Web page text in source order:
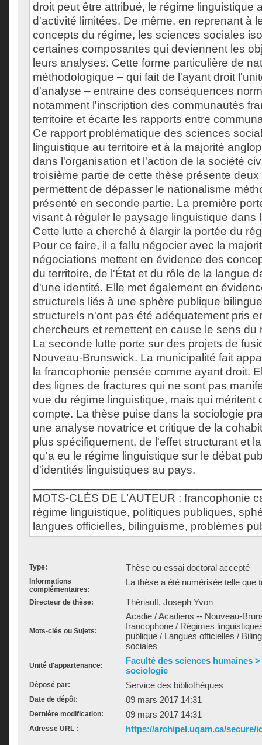
droit peut être attribué, le régime linguistique
d'activité limitées. De même, en reprenant à
concepts du régime, les sciences sociales
certaines composantes qui deviennent les
leurs analyses. Cette forme particulière de
méthodologique – qui fait de l'ayant droit
d'analyse – entraine des conséquences
notamment l'inscription des communautés
territoire et écarte les rapports entre
Ce rapport problématique des sciences
linguistique au territoire et à la majorité
dans l'organisation et l'action de la société
troisième partie de cette thèse présente
permettent de dépasser le nationalisme
présenté en seconde partie. La première
visant à réguler le paysage linguistique dans
Cette lutte a cherché à élargir la portée du
Pour ce faire, il a fallu négocier avec la
négociations mettent en évidence des
du territoire, de l'État et du rôle de la langue
d'une identité. Elle met également en
structurels liés à une sphère publique
structurels n'ont pas été adéquatement pris
chercheurs et remettent en cause le sens du
La seconde lutte porte sur des projets de
Nouveau-Brunswick. La municipalité fait
la francophonie pensée comme ayant droit.
des lignes de fractures qui ne sont pas
vue du régime linguistique, mais qui méritent
compte. La thèse puise dans la sociologie
une analyse novatrice et critique de la
plus spécifiquement, de l'effet structurant et
qu'a eu le régime linguistique sur le débat
d'identités linguistiques au pays.
MOTS-CLÉS DE L’AUTEUR : francophonie
régime linguistique, politiques publiques,
langues officielles, bilinguisme, problèmes
Type: Thèse ou essai doctoral accepté
Informations
complémentaires:
La thèse a été numérisée telle que
Directeur de thèse: Thériault, Joseph Yvon
Mots-clés ou Sujets:
Acadie / Acadiens -- Nouveau-
francophone / Régimes
publique / Langues officielles /
sociales
Unité d'appartenance:
Faculté des sciences humaines
sociologie
Déposé par: Service des bibliothèques
Date de dépôt: 09 mars 2017 14:31
Dernière modification: 09 mars 2017 14:31
Adresse URL : https://archipel.uqam.ca/secure/